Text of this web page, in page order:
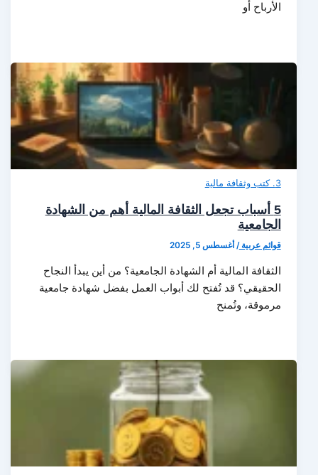
الأرباح أو
3. كتب وثقافة مالية
5 أسباب تجعل الثقافة المالية أهم من الشهادة
الجامعية
قوائم عربية/أغسطس 5, 2025
الثقافة المالية أم الشهادة الجامعية؟ من أين يبدأ النجاح
الحقيقي؟ قد تُفتح لك أبواب العمل بفضل شهادة جامعية
مرموقة، وتُمنح